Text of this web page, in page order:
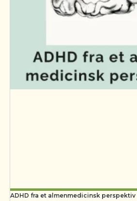
ADHD fra et almenmedicinsk perspektiv